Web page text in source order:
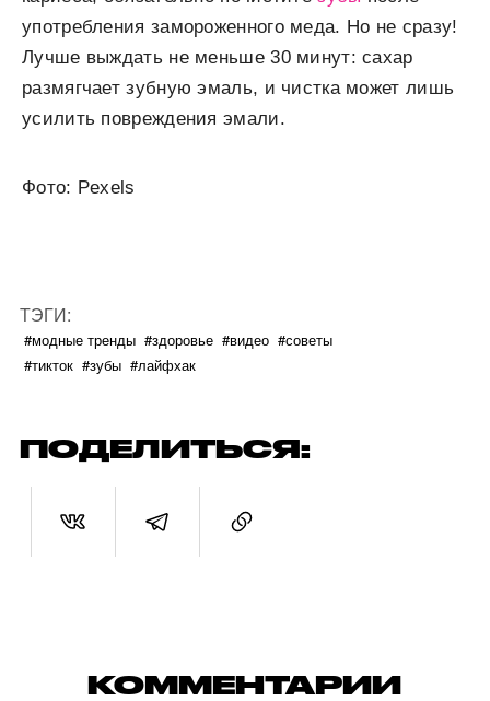
употребления замороженного меда. Но не сразу!
Лучше выждать не меньше 30 минут: сахар
размягчает зубную эмаль, и чистка может лишь
усилить повреждения эмали.
Фото: Pexels
ТЭГИ:
#модные тренды #здоровье #видео #советы
#тикток #зубы #лайфхак
ПОДЕЛИТЬСЯ:
КОММЕНТАРИИ